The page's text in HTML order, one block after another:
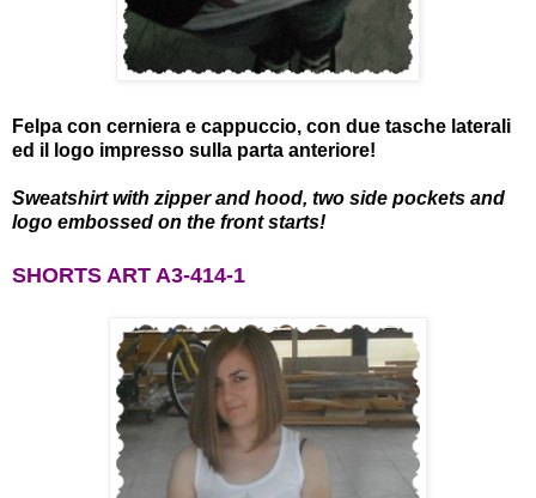
Felpa con cerniera e cappuccio, con due tasche laterali
ed il logo impresso sulla parta anteriore!
Sweatshirt with zipper and hood, two side pockets and
logo embossed on the front starts!
SHORTS ART A3-414-1